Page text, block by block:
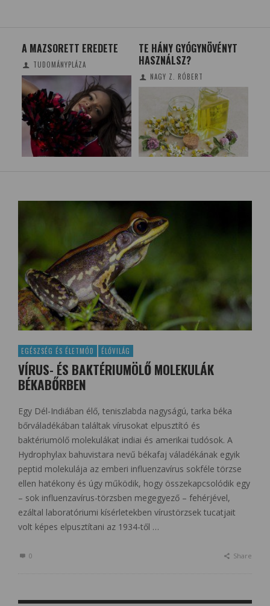
A MAZSORETT EREDETE
TUDOMÁNYPLÁZA
TE HÁNY GYÓGYNÖVÉNYT
HASZNÁLSZ?
NAGY Z. RÓBERT
EGÉSZSÉG ÉS ÉLETMÓD ÉLŐVILÁG
VÍRUS- ÉS BAKTÉRIUMÖLŐ MOLEKULÁK
BÉKABŐRBEN
Egy Dél-Indiában élő, teniszlabda nagyságú, tarka béka
bőrváladékában találtak vírusokat elpusztító és
baktériumölő molekulákat indiai és amerikai tudósok. A
Hydrophylax bahuvistara nevű békafaj váladékának egyik
peptid molekulája az emberi influenzavírus sokféle törzse
ellen hatékony és úgy működik, hogy összekapcsolódik egy
– sok influenzavírus-törzsben megegyező – fehérjével,
ezáltal laboratóriumi kísérletekben vírustörzsek tucatjait
volt képes elpusztítani az 1934-től …
0 Share